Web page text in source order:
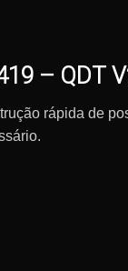
– QDT
rápida de